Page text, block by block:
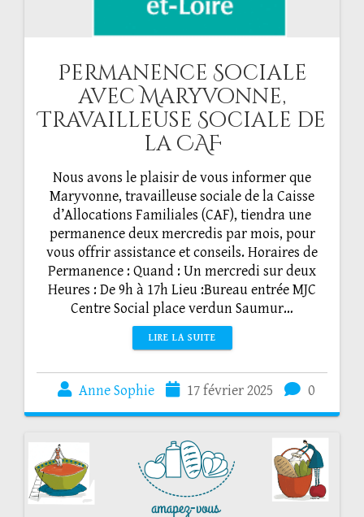
Permanence Sociale
avec Maryvonne,
Travailleuse Sociale de
la CAF
Nous avons le plaisir de vous informer que
Maryvonne, travailleuse sociale de la Caisse
d’Allocations Familiales (CAF), tiendra une
permanence deux mercredis par mois, pour
vous offrir assistance et conseils. Horaires de
Permanence : Quand : Un mercredi sur deux
Heures : De 9h à 17h Lieu :Bureau entrée MJC
Centre Social place verdun Saumur…
LIRE LA SUITE
Anne Sophie 17 février 2025 0